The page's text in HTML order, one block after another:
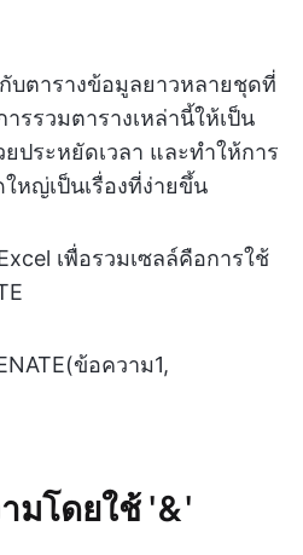
บตารางข้อมูลยาวหลายชุดที่
รรวมตารางเหล่านี้ให้เป็น
ประหยัดเวลา และทำให้การ
หญ่เป็นเรื่องที่ง่ายขึ้น
เพื่อรวมเซลล์คือการใช้
ข้อความ1,
มโดยใช้ '&'